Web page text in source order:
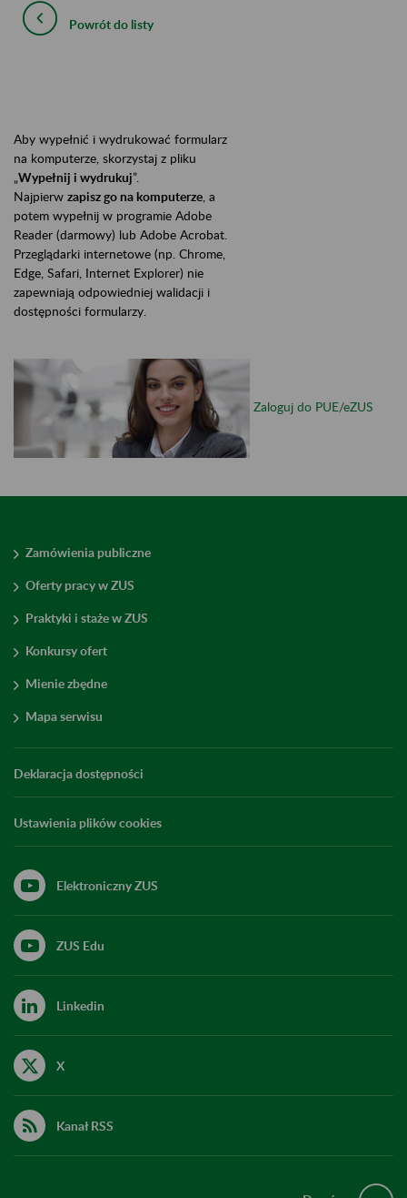
Powrót do listy
Aby wypełnić i wydrukować formularz
na komputerze, skorzystaj z pliku
„Wypełnij i wydrukuj”.
Najpierw zapisz go na komputerze , a
potem wypełnij w programie Adobe
Reader (darmowy) lub Adobe Acrobat.
Przeglądarki internetowe (np. Chrome,
Edge, Safari, Internet Explorer) nie
zapewniają odpowiedniej walidacji i
dostępności formularzy.
Zaloguj do PUE/eZUS
Zamówienia publiczne
Oferty pracy w ZUS
Praktyki i staże w ZUS
Konkursy ofert
Mienie zbędne
Mapa serwisu
Deklaracja dostępności
Ustawienia plików cookies
Elektroniczny ZUS
ZUS Edu
Linkedin
X
Kanał RSS